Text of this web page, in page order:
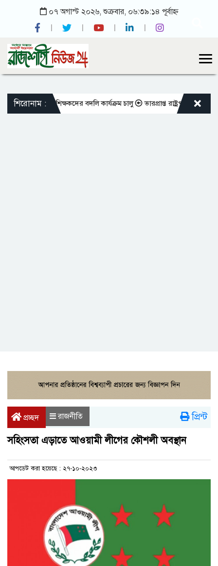
০৭ অগাস্ট ২০২৬, শুক্রবার, ০৬:৩৯:১৪ পূর্বাহ্ন
শিরোনাম :শিক্ষকদের বদলি কার্যক্রম চালু ভারপ্রাপ্ত রাষ্ট্রপতিকে শুভেচ্ছা
প্রচ্ছদ রাজনীতি প্রিন্ট
সহিংসতা এড়াতে আওয়ামী লীগের কৌশলী অবস্থান
আপডেট করা হয়েছে : ২৭-১০-২০২৩